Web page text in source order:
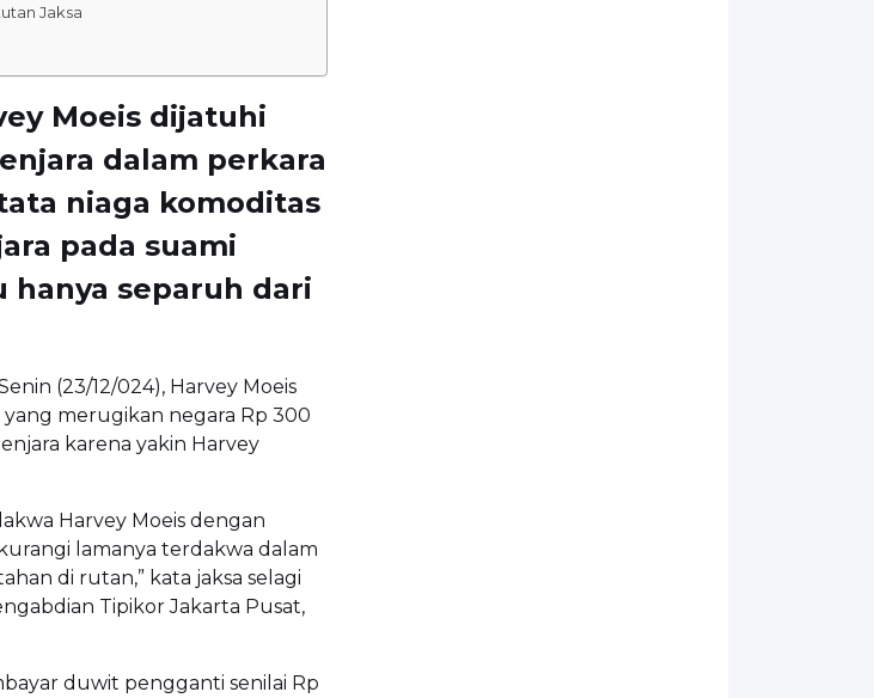
Jaksa
Moeis dijatuhi
dalam perkara
niaga komoditas
pada suami
hanya separuh dari
(23/12/024), Harvey Moeis
merugikan negara Rp 300
karena yakin Harvey
Harvey Moeis dengan
lamanya terdakwa dalam
di rutan,” kata jaksa selagi
Tipikor Jakarta Pusat,
duwit pengganti senilai Rp